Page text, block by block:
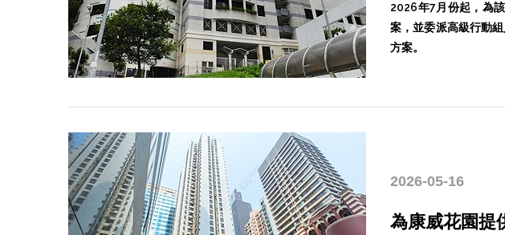
2026年7月份起，為
案，並委派高級行動
方案。
2026-05-16
為康威花園提